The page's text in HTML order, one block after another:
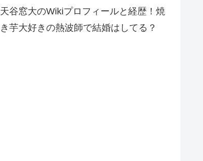
天谷窓大のWikiプロフィールと経歴！焼
き芋大好きの熱波師で結婚はしてる？